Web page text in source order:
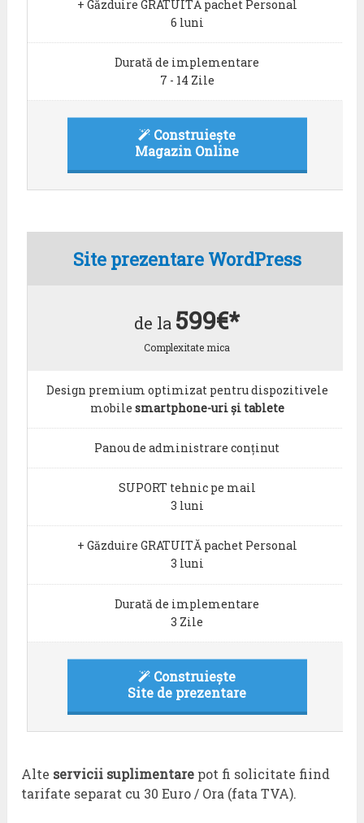
+ Găzduire GRATUITĂ pachet Personal
6 luni
Durată de implementare
7 - 14 Zile
Construiește
Magazin Online
Site prezentare WordPress
de la 599€*
Complexitate mica
Design premium optimizat pentru dispozitivele
mobile smartphone-uri și tablete
Panou de administrare conținut
SUPORT tehnic pe mail
3 luni
+ Găzduire GRATUITĂ pachet Personal
3 luni
Durată de implementare
3 Zile
Construiește
Site de prezentare
Alte servicii suplimentare pot fi solicitate fiind
tarifate separat cu 30 Euro / Ora (fata TVA).